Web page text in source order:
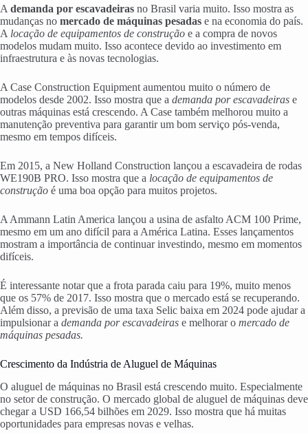
A demanda por escavadeiras no Brasil varia muito. Isso mostra as
mudanças no mercado de máquinas pesadas e na economia do país.
A locação de equipamentos de construção e a compra de novos
modelos mudam muito. Isso acontece devido ao investimento em
infraestrutura e às novas tecnologias.
A Case Construction Equipment aumentou muito o número de
modelos desde 2002. Isso mostra que a demanda por escavadeiras e
outras máquinas está crescendo. A Case também melhorou muito a
manutenção preventiva para garantir um bom serviço pós-venda,
mesmo em tempos difíceis.
Em 2015, a New Holland Construction lançou a escavadeira de rodas
WE190B PRO. Isso mostra que a locação de equipamentos de
construção é uma boa opção para muitos projetos.
A Ammann Latin America lançou a usina de asfalto ACM 100 Prime,
mesmo em um ano difícil para a América Latina. Esses lançamentos
mostram a importância de continuar investindo, mesmo em momentos
difíceis.
É interessante notar que a frota parada caiu para 19%, muito menos
que os 57% de 2017. Isso mostra que o mercado está se recuperando.
Além disso, a previsão de uma taxa Selic baixa em 2024 pode ajudar a
impulsionar a demanda por escavadeiras e melhorar o mercado de
máquinas pesadas.
Crescimento da Indústria de Aluguel de Máquinas
O aluguel de máquinas no Brasil está crescendo muito. Especialmente
no setor de construção. O mercado global de aluguel de máquinas deve
chegar a USD 166,54 bilhões em 2029. Isso mostra que há muitas
oportunidades para empresas novas e velhas.